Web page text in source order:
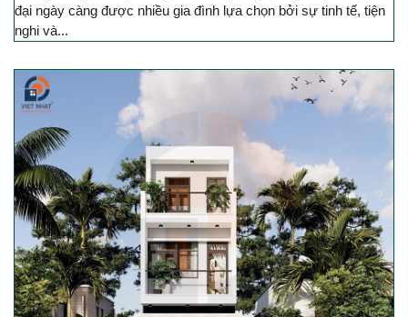
đại ngày càng được nhiều gia đình lựa chọn bởi sự tinh tế, tiện
nghi và...